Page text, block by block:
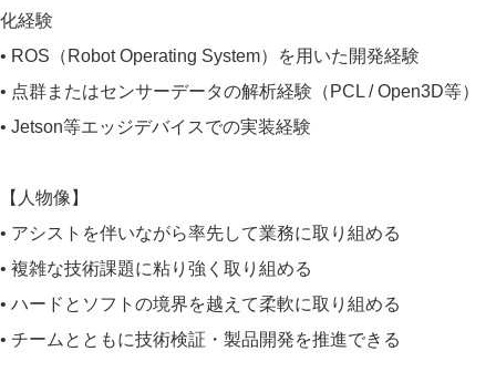
化経験
• ROS（Robot Operating System）を用いた開発経験
• 点群またはセンサーデータの解析経験（PCL / Open3D等）
• Jetson等エッジデバイスでの実装経験
【人物像】
• アシストを伴いながら率先して業務に取り組める
• 複雑な技術課題に粘り強く取り組める
• ハードとソフトの境界を越えて柔軟に取り組める
• チームとともに技術検証・製品開発を推進できる